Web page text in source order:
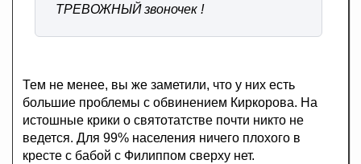
ТРЕВОЖНЫЙ звоночек !
Тем не менее, вы же заметили, что у них есть
большие проблемы с обвинением Киркорова. На
истошные крики о святотатстве почти никто не
ведется. Для 99% населения ничего плохого в
кресте с бабой с Филиппом сверху нет.